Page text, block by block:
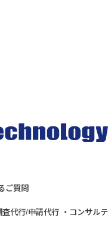
ご質問
査代行/申請代行 ・コンサルテ